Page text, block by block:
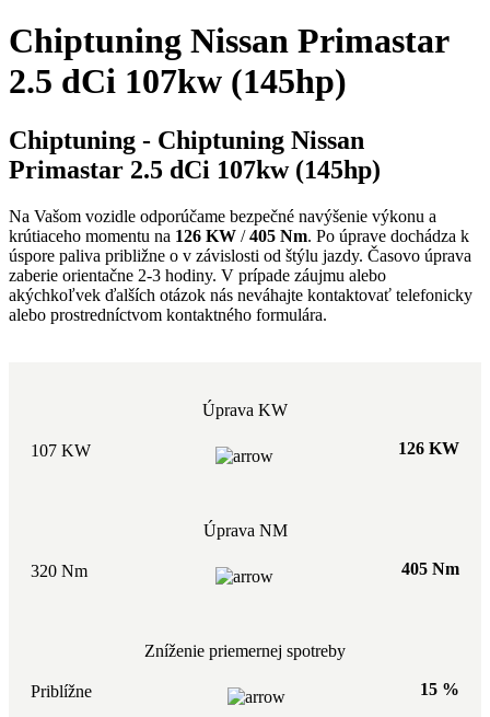
Chiptuning Nissan Primastar
2.5 dCi 107kw (145hp)
Chiptuning - Chiptuning Nissan
Primastar 2.5 dCi 107kw (145hp)
Na Vašom vozidle odporúčame bezpečné navýšenie výkonu a
krútiaceho momentu na 126 KW /405 Nm. Po úprave dochádza k
úspore paliva približne o v závislosti od štýlu jazdy. Časovo úprava
zaberie orientačne 2-3 hodiny. V prípade záujmu alebo
akýchkoľvek ďalších otázok nás neváhajte kontaktovať telefonicky
alebo prostredníctvom kontaktného formulára.
Úprava KW
107 KW 126 KW
Úprava NM
320 Nm 405 Nm
Zníženie priemernej spotreby
Priblížne 15 %